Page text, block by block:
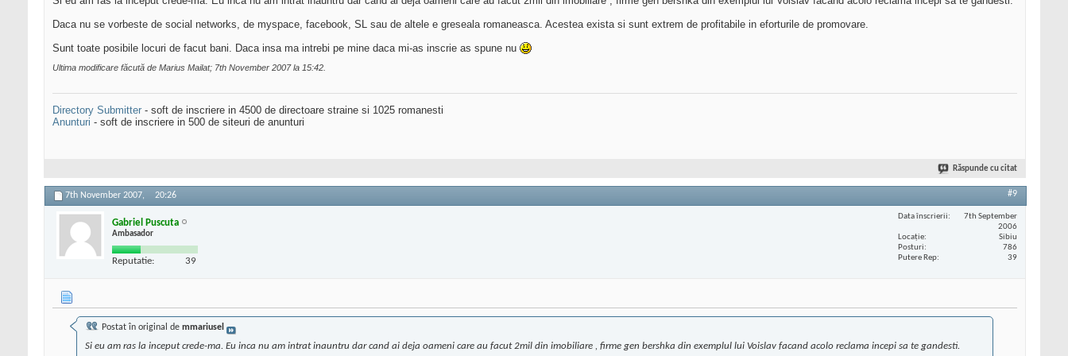
Daca nu se vorbeste de social networks, de myspace, facebook, SL sau de altele e greseala romaneasca. Acestea exista si sunt extrem de profitabile in eforturile de promovare.
Sunt toate posibile locuri de facut bani. Daca insa ma intrebi pe mine daca mi-as inscrie as spune nu
Ultima modificare făcută de Marius Mailat; 7th November 2007 la 15:42
Directory Submitter - soft de inscriere in 4500 de directoare straine si 1025 romanesti
Anunturi - soft de inscriere in 500 de siteuri de anunturi
Răspunde cu citat
7th November 2007, 20:26 #9
Gabriel Puscuta
Ambasador
Reputatie: 39
Data înscrierii
7th September
2006
Locaţie
Sibiu
Posturi
786
Putere Rep
39
Postat în original de mmariusel
Si eu am ras la inceput crede-ma. Eu inca nu am intrat inauntru dar cand ai deja oameni care au facut 2mil din imobiliare , firme gen bershka din exemplul lui Voislav facand acolo reclama incepi sa te gandesti.